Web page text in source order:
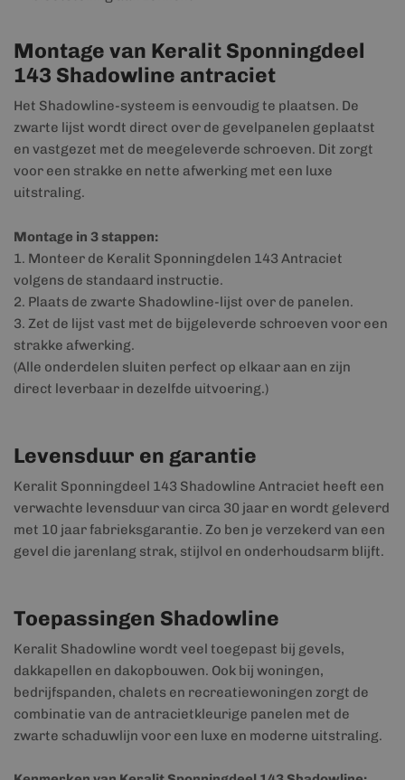
Montage van Keralit Sponningdeel
143 Shadowline antraciet
Het Shadowline-systeem is eenvoudig te plaatsen. De
zwarte lijst wordt direct over de gevelpanelen geplaatst
en vastgezet met de meegeleverde schroeven. Dit zorgt
voor een strakke en nette afwerking met een luxe
uitstraling.
Montage in 3 stappen:
1. Monteer de Keralit Sponningdelen 143 Antraciet
volgens de standaard instructie.
2. Plaats de zwarte Shadowline-lijst over de panelen.
3. Zet de lijst vast met de bijgeleverde schroeven voor een
strakke afwerking.
(Alle onderdelen sluiten perfect op elkaar aan en zijn
direct leverbaar in dezelfde uitvoering.)
Levensduur en garantie
Keralit Sponningdeel 143 Shadowline Antraciet heeft een
verwachte levensduur van circa 30 jaar en wordt geleverd
met 10 jaar fabrieksgarantie. Zo ben je verzekerd van een
gevel die jarenlang strak, stijlvol en onderhoudsarm blijft.
Toepassingen Shadowline
Keralit Shadowline wordt veel toegepast bij gevels,
dakkapellen en dakopbouwen. Ook bij woningen,
bedrijfspanden, chalets en recreatiewoningen zorgt de
combinatie van de antracietkleurige panelen met de
zwarte schaduwlijn voor een luxe en moderne uitstraling.